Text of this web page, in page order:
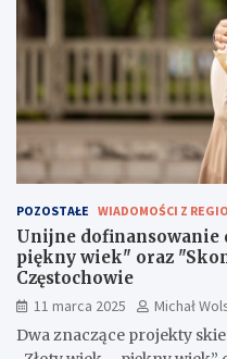
POZOSTAŁE WIADOMOŚCI Z
Unijne dofinansowanie
piękny wiek" oraz
Częstochowie
11 marca 2025
Michał
Dwa znaczące projekty